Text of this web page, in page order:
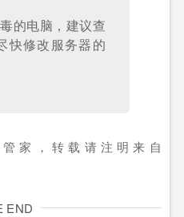
的电脑，建议查
快修改服务器的
家，转载请注明来自
END